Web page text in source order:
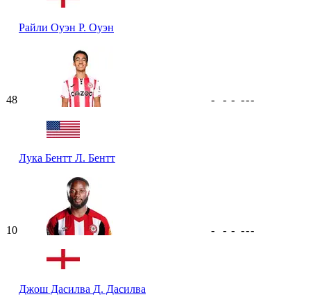
Райли Оуэн Р. Оуэн
48
Лука Бентт Л. Бентт
- - - ---
10
Джош Дасилва Д. Дасилва
- - - ---